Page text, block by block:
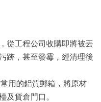
從工程公司收購即將被丟
跡，甚至發霉，經清理後
用的鋁質郵箱，將原材
及貨倉門口。